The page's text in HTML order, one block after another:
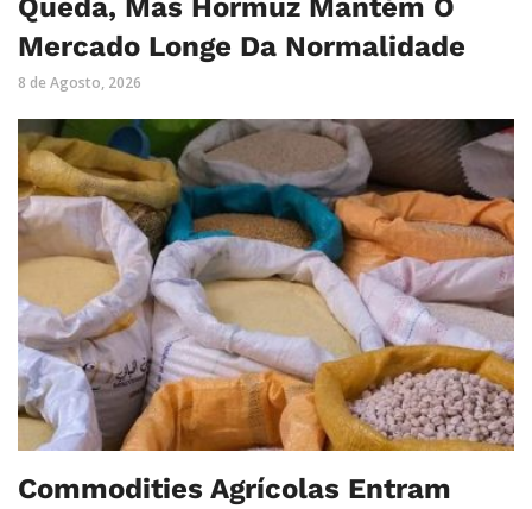
Queda, Mas Hormuz Mantém O
Mercado Longe Da Normalidade
8 de Agosto, 2026
Commodities Agrícolas Entram